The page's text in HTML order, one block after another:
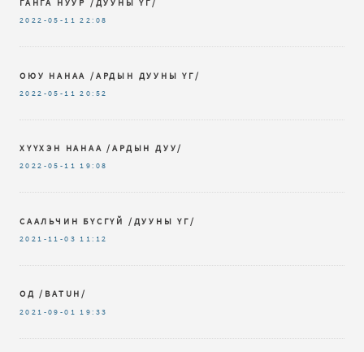
ГАНГА НУУР /ДУУНЫ ҮГ/
2022-05-11 22:08
ОЮУ НАНАА /АРДЫН ДУУНЫ ҮГ/
2022-05-11 20:52
ХҮҮХЭН НАНАА /АРДЫН ДУУ/
2022-05-11 19:08
СААЛЬЧИН БҮСГҮЙ /ДУУНЫ ҮГ/
2021-11-03 11:12
ОД /BATUH/
2021-09-01 19:33